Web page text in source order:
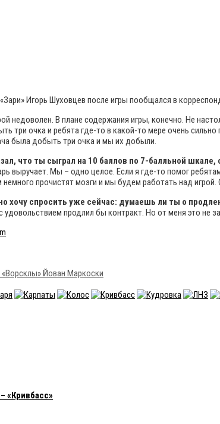
Игорь Шуховцев после игры пообщался в
недоволен. В плане содержания игры, конечно. Не
три очка и ребята где-то в какой-то мере очень
была добыть три очка и мы их добыли.
что ты сыграл на 10 баллов по 7-балльной
выручает. Мы – одно целое. Если я где-то помог
прочистят мозги и мы будем работать над
хочу спросить уже сейчас: думаешь ли ты о
продлил бы контракт. Но от меня это не
Йован Маркоски
«Кривбасс»